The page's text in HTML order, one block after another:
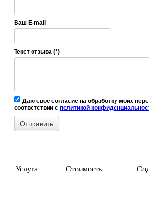
Ваш E-mail
Текст отзыва (*)
Даю своё согласие на обработку моих
соответствии с политикой
Услуга Стоимость